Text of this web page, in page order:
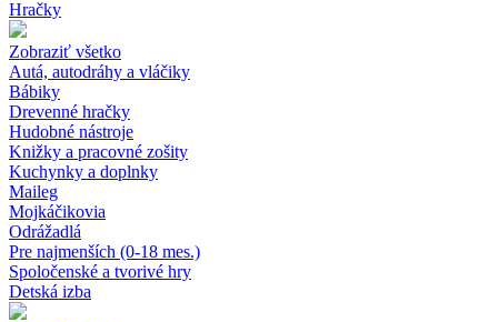
Hračky
Zobraziť všetko
Autá, autodráhy a vláčiky
Bábiky
Drevenné hračky
Hudobné nástroje
Knižky a pracovné zošity
Kuchynky a doplnky
Maileg
Mojkáčikovia
Odrážadlá
Pre najmenších (0-18 mes.)
Spoločenské a tvorivé hry
Detská izba